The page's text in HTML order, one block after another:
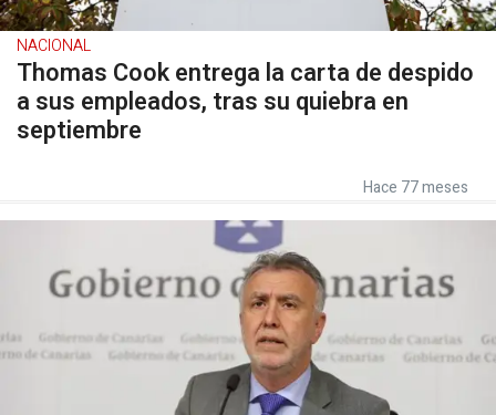
NACIONAL
Thomas Cook entrega la carta de despido
a sus empleados, tras su quiebra en
septiembre
Hace 77 meses